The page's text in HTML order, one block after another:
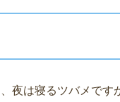
夜は寝るツバメで